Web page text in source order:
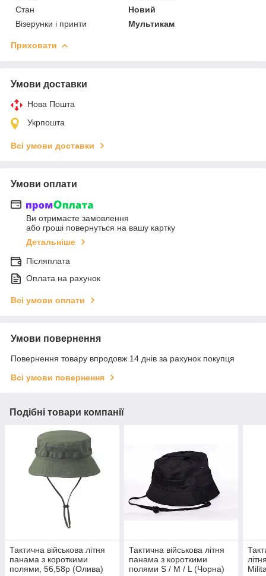
Стан
Новий
Візерунки і принти
Мультикам
Приховати
Умови доставки
Нова Пошта
Укрпошта
Всі умови доставки
Умови оплати
Ви отримаєте замовлення
або гроші повернуться на вашу картку
Детальніше
Післяплата
Оплата на рахунок
Всі умови оплати
Умови повернення
Повернення товару впродовж 14 днів за рахунок покупця
Всі умови повернення
Подібні товари компанії
Тактична військова літня
панама з короткими
полями, 56,58р (Олива)
Тактична військова літня
панама з короткими
полями S / M / L (Чорна)